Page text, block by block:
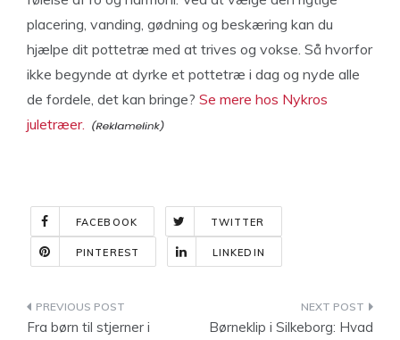
placering, vanding, gødning og beskæring kan du
hjælpe dit pottetræ med at trives og vokse. Så hvorfor
ikke begynde at dyrke et pottetræ i dag og nyde alle
de fordele, det kan bringe? Se mere hos Nykros
juletræer.
FACEBOOK TWITTER
PINTEREST LINKEDIN
Indlægsnavigation
Fra børn til stjerner i
Børneklip i Silkeborg: Hvad